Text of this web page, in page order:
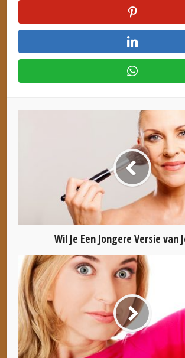
Wil Je Een Jongere Versie van